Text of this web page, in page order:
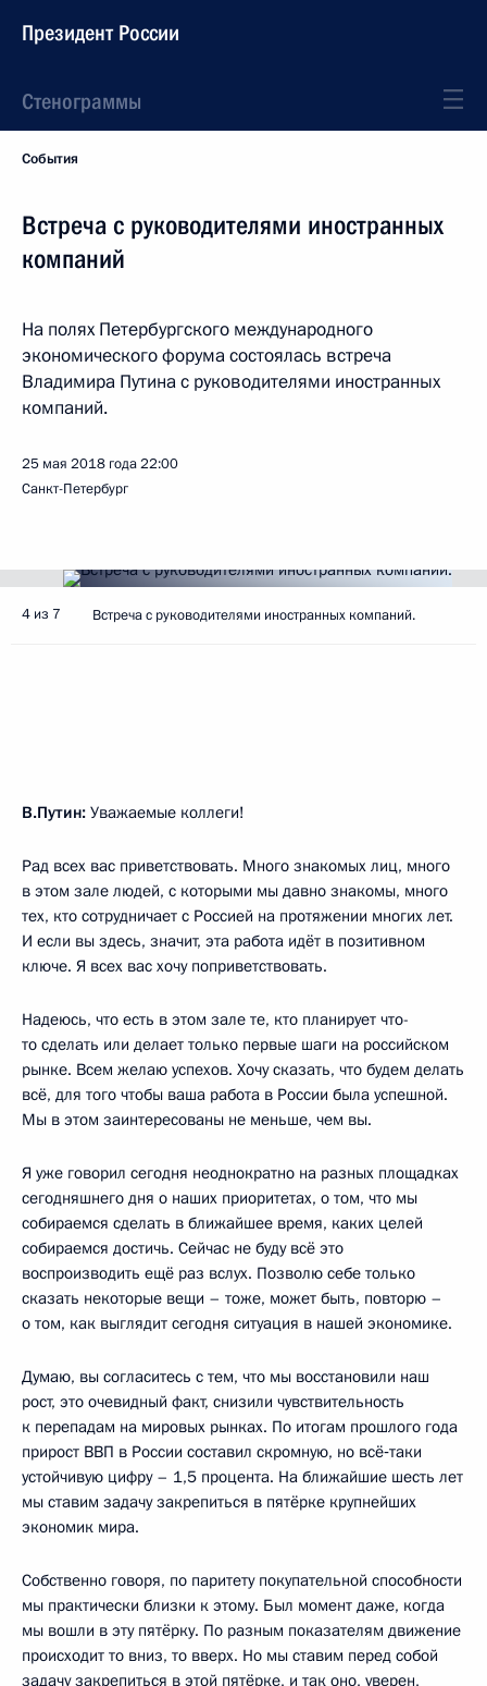
Президент России
Стенограммы
События
Встреча с руководителями иностранных
компаний
На полях Петербургского международного
экономического форума состоялась встреча
Владимира Путина с руководителями иностранных
компаний.
25 мая 2018 года22:00
Санкт-Петербург
4 из 7 Встреча с руководителями иностранных компаний.
В.Путин: Уважаемые коллеги!
Рад всех вас приветствовать. Много знакомых лиц, много
в этом зале людей, с которыми мы давно знакомы, много
тех, кто сотрудничает с Россией на протяжении многих лет.
И если вы здесь, значит, эта работа идёт в позитивном
ключе. Я всех вас хочу поприветствовать.
Надеюсь, что есть в этом зале те, кто планирует что-
то сделать или делает только первые шаги на российском
рынке. Всем желаю успехов. Хочу сказать, что будем делать
всё, для того чтобы ваша работа в России была успешной.
Мы в этом заинтересованы не меньше, чем вы.
Я уже говорил сегодня неоднократно на разных площадках
сегодняшнего дня о наших приоритетах, о том, что мы
собираемся сделать в ближайшее время, каких целей
собираемся достичь. Сейчас не буду всё это
воспроизводить ещё раз вслух. Позволю себе только
сказать некоторые вещи – тоже, может быть, повторю –
о том, как выглядит сегодня ситуация в нашей экономике.
Думаю, вы согласитесь с тем, что мы восстановили наш
рост, это очевидный факт, снизили чувствительность
к перепадам на мировых рынках. По итогам прошлого года
прирост ВВП в России составил скромную, но всё‑таки
устойчивую цифру – 1,5 процента. На ближайшие шесть лет
мы ставим задачу закрепиться в пятёрке крупнейших
экономик мира.
Собственно говоря, по паритету покупательной способности
мы практически близки к этому. Был момент даже, когда
мы вошли в эту пятёрку. По разным показателям движение
происходит то вниз, то вверх. Но мы ставим перед собой
задачу закрепиться в этой пятёрке, и так оно, уверен,